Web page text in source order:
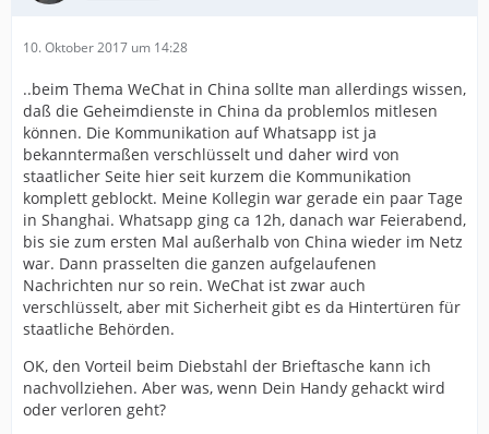
10. Oktober 2017 um 14:28
..beim Thema WeChat in China sollte man allerdings wissen,
daß die Geheimdienste in China da problemlos mitlesen
können. Die Kommunikation auf Whatsapp ist ja
bekanntermaßen verschlüsselt und daher wird von
staatlicher Seite hier seit kurzem die Kommunikation
komplett geblockt. Meine Kollegin war gerade ein paar Tage
in Shanghai. Whatsapp ging ca 12h, danach war Feierabend,
bis sie zum ersten Mal außerhalb von China wieder im Netz
war. Dann prasselten die ganzen aufgelaufenen
Nachrichten nur so rein. WeChat ist zwar auch
verschlüsselt, aber mit Sicherheit gibt es da Hintertüren für
staatliche Behörden.
OK, den Vorteil beim Diebstahl der Brieftasche kann ich
nachvollziehen. Aber was, wenn Dein Handy gehackt wird
oder verloren geht?